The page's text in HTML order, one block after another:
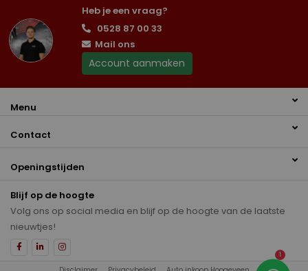
Heb je een vraag?
0528 87 00 33
Mail ons
Account aanmaken
Menu
Contact
Openingstijden
Blijf op de hoogte
Volg ons op social media en blijf op de hoogte van de laatste
nieuwtjes!
1